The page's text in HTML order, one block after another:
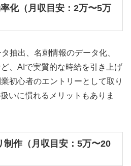
化（月収目安：2万〜5万
抽出、名刺情報のデータ化、
、AIで実質的な時給を引き上げ
初心者のエントリーとして取り
いに慣れるメリットもありま
制作（月収目安：5万〜20